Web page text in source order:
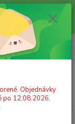
máme zatvorené.
po 12.08.2026.
Hľadať
za0,00 EUR
Objednávky
po 12.08.2026.